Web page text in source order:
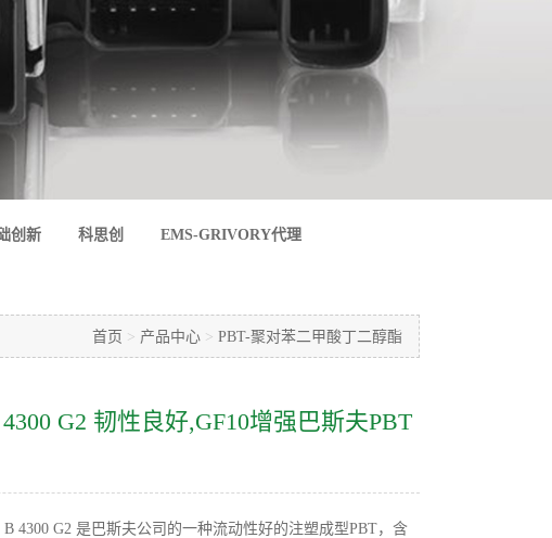
创新 科思创 EMS-GRIVORY代理
首页 > 产品中心 > PBT-聚对苯二甲酸丁二醇酯
G2 韧性良好,GF10增强巴斯夫PBT
4300 G2 是巴斯夫公司的一种流动性好的注塑成型PBT，含